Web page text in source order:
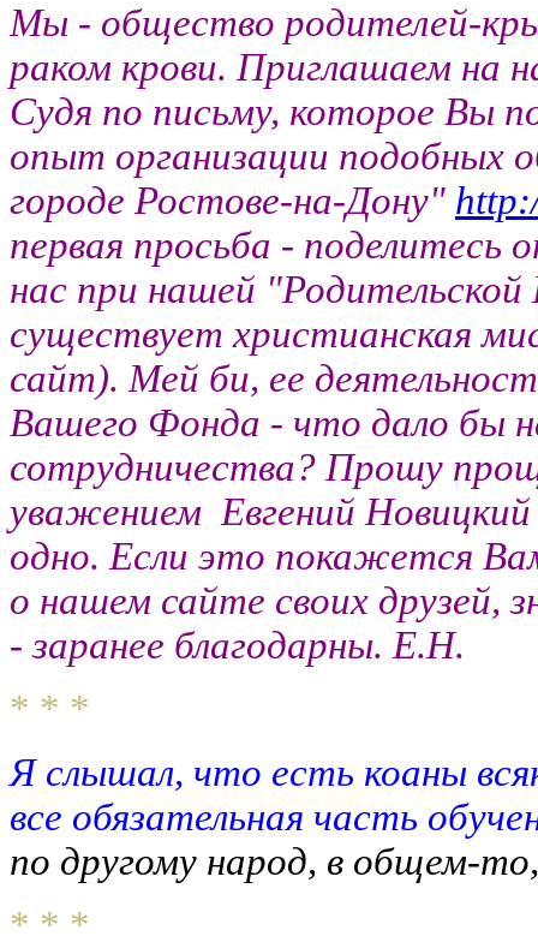
Мы - общество родителей-
раком крови. Приглашаем на
Судя по письму, которое Вы
опыт организации подобных
городе Ростове-на-Дону"
первая просьба -
нас при нашей
существует христианская
сайт). Мей би, ее
Вашего Фонда - что дало бы
сотрудничества? Прошу
уважением Евгений
одно. Если это покажется
о нашем сайте своих друзей,
- заранее благодарны. Е.Н.
* * *
Я слышал, что есть коаны
все обязательная часть
по другому народ, в общем-
* * *